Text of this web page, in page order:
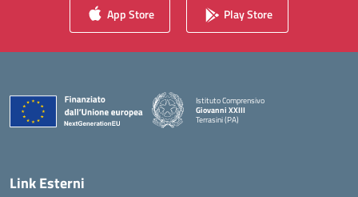
App Store Play Store
Istituto Comprensivo
Giovanni XXIII
Terrasini (PA)
Link Esterni